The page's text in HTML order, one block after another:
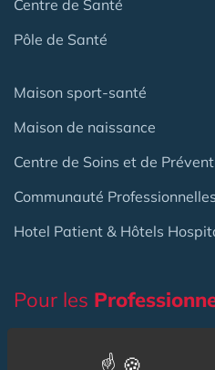
Centre de Santé
Pôle de Santé
Maison sport-santé
Maison de naissance
Centre de Soins et de
Communauté
Hotel Patient & Hôtels
Pour les
Location locaux
en Maison